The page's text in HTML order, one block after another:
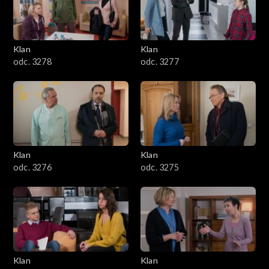
701–800
601–700
501–600
401–500
301–400
201–300
101–200
1–100
Klan
odc. 3278
Klan
odc. 3277
Klan
odc. 3276
Klan
odc. 3275
Klan
Klan